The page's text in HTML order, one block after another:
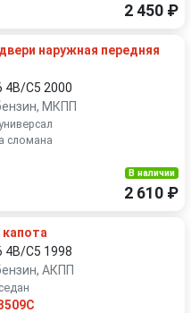
2 450 ₽
наружная передняя
4B/C5 2000
МКПП
сломана
В наличии
2 610 ₽
4B/C5 1998
АКПП